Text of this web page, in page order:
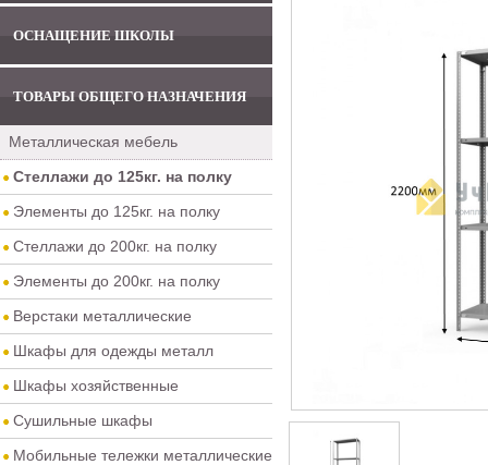
ОСНАЩЕНИЕ ШКОЛЫ
ТОВАРЫ ОБЩЕГО НАЗНАЧЕНИЯ
Металлическая мебель
Стеллажи до 125кг. на полку
Элементы до 125кг. на полку
Стеллажи до 200кг. на полку
Элементы до 200кг. на полку
Верстаки металлические
Шкафы для одежды металл
Шкафы хозяйственные
Сушильные шкафы
Мобильные тележки металлические